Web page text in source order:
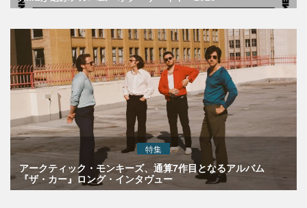
特集
アークティック・モンキーズ、通算7作目となるアルバム
『ザ・カー』ロング・インタヴュー